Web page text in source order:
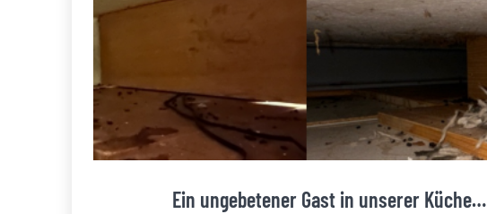
Ein ungebetener Gast in unserer Küche…